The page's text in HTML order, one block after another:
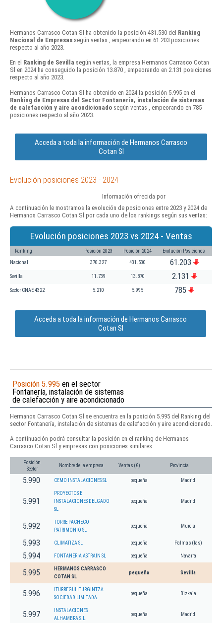
Hermanos Carrasco Cotan Sl ha obtenido la posición 431.530 del Ranking
Nacional de Empresas según ventas , empeorando en 61.203 posiciones
respecto al año 2023.
En el Ranking de Sevilla según ventas, la empresa Hermanos Carrasco Cotan
Sl en 2024 ha conseguido la posición 13.870 , empeorando en 2.131 posiciones
respecto al año 2023.
Hermanos Carrasco Cotan Sl ha obtenido en 2024 la posición 5.995 en el
Ranking de Empresas del Sector Fontanería, instalación de sistemas
de calefacción y aire acondicionado según ventas , empeorando en 785
posiciones respecto al año 2023.
Acceda a toda la información de Hermanos Carrasco
Cotan Sl
Evolución posiciones 2023 - 2024
Información ofrecida por
A continuación le mostramos la evolución de posiciones entre 2023 y 2024 de
Hermanos Carrasco Cotan Sl por cada uno de los rankings según sus ventas:
Evolución posiciones 2023 vs 2024 - Ventas
Ranking Posición 2023 Posición 2024 Evolución Posiciones
Nacional 370.327 431.530 61.203
Sevilla 11.739 13.870 2.131
Sector CNAE 4322 5.210 5.995 785
Acceda a toda la información de Hermanos Carrasco
Cotan Sl
Posición 5.995 en el sector
Fontanería, instalación de sistemas
de calefacción y aire acondicionado
Hermanos Carrasco Cotan Sl se encuentra en la posición 5.995 del Ranking del
sector Fontanería, instalación de sistemas de calefacción y aire acondicionado.
A continuación podrá consultar la posición en el ranking de Hermanos
Carrasco Cotan Sl y empresas con posiciones similares:
Posición
Sector
Nombre de la empresa Ventas (€) Provincia
5.990 CEMO INSTALACIONES SL pequeña Madrid
5.991
PROYECTOS E
INSTALACIONES DELGADO
SL
pequeña Madrid
5.992
TORRE PACHECO
PATRIMONIO SL
pequeña Murcia
5.993 CLIMATIZA SL pequeña Palmas (las)
5.994 FONTANERIA ASTRAIN SL pequeña Navarra
5.995
HERMANOS CARRASCO
COTAN SL
pequeña Sevilla
5.996
ITURREGUI ITURGINTZA
SOCIEDAD LIMITADA.
pequeña Bizkaia
5.997
INSTALACIONES
ALHAMBRA S.L.
pequeña Madrid